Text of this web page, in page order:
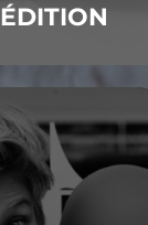
ÉDITION